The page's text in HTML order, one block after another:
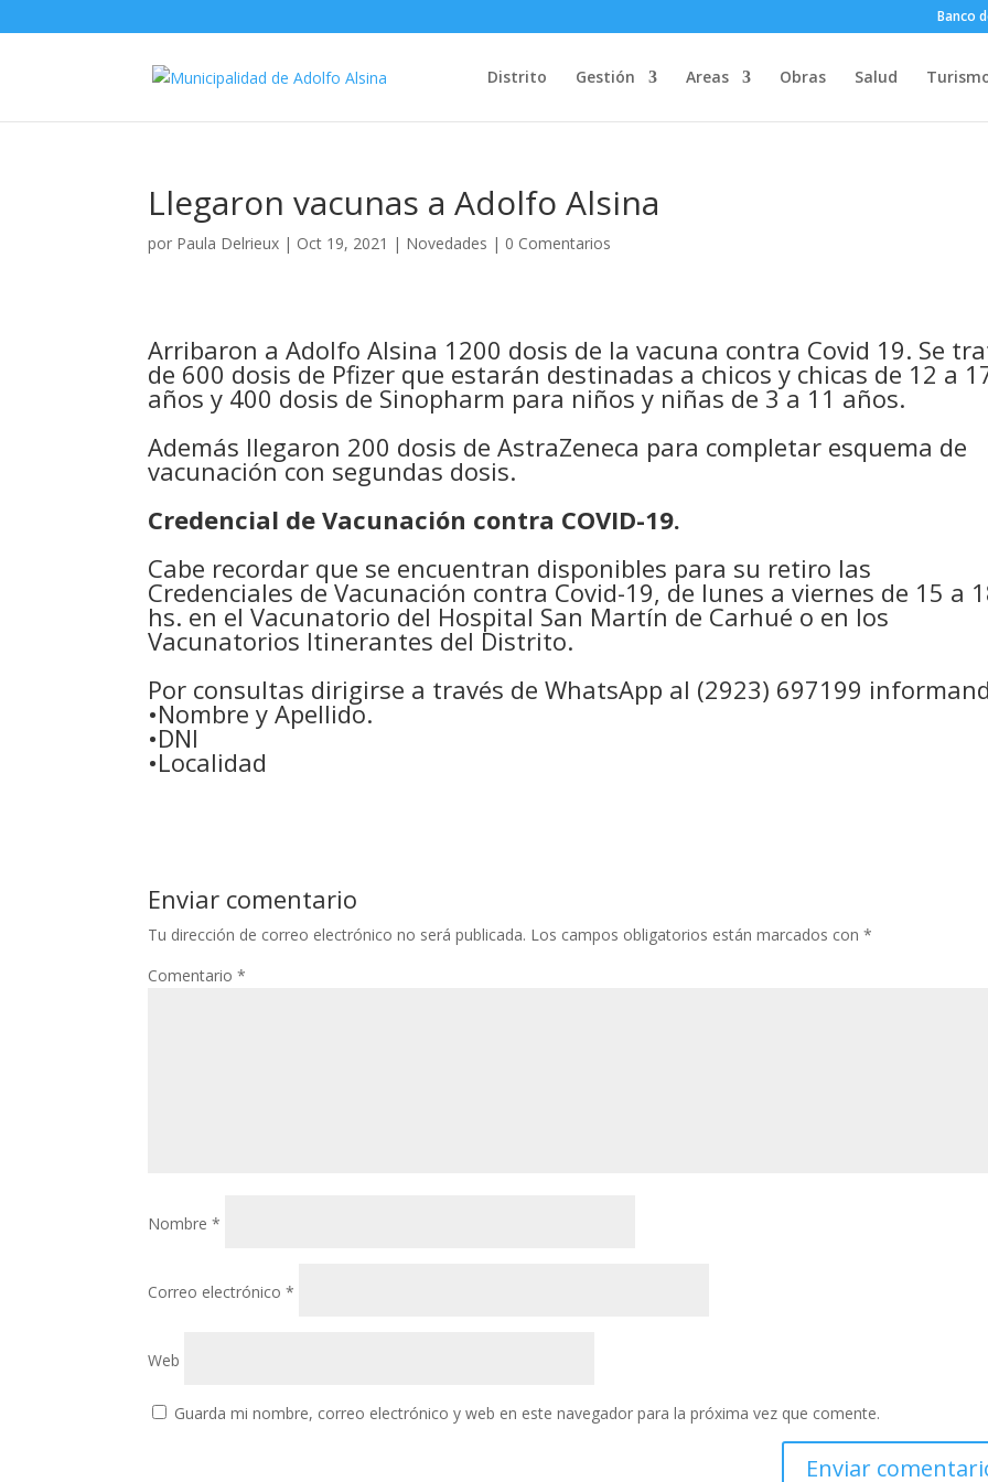
Banco
Distrito Gestión Areas Obras Salud
Llegaron vacunas a Adolfo Alsina
por Paula Delrieux | Oct 19, 2021 | Novedades | 0 Comentarios
Arribaron a Adolfo Alsina 1200 dosis de la vacuna contra Covid 19. Se
de 600 dosis de Pfizer que estarán destinadas a chicos y chicas de 12 a
años y 400 dosis de Sinopharm para niños y niñas de 3 a 11 años.
Además llegaron 200 dosis de AstraZeneca para completar esquema de
vacunación con segundas dosis.
Credencial de Vacunación contra COVID-19.
Cabe recordar que se encuentran disponibles para su retiro las
Credenciales de Vacunación contra Covid-19, de lunes a viernes de 15 a
hs. en el Vacunatorio del Hospital San Martín de Carhué o en los
Vacunatorios Itinerantes del Distrito.
Por consultas dirigirse a través de WhatsApp al (2923) 697199
•Nombre y Apellido.
•DNI
•Localidad
Enviar comentario
Tu dirección de correo electrónico no será publicada. Los campos obligatorios están marcados con*
Comentario*
Nombre*
Correo electrónico*
Web
Guarda mi nombre, correo electrónico y web en este navegador para la próxima vez que comente.